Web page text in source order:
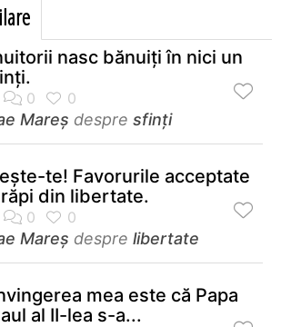
nasc bănuiți în nici un
Mareș despre sfinți
te! Favorurile acceptate
din libertate.
Mareș despre libertate
mea este că Papa
al II-lea s-a...